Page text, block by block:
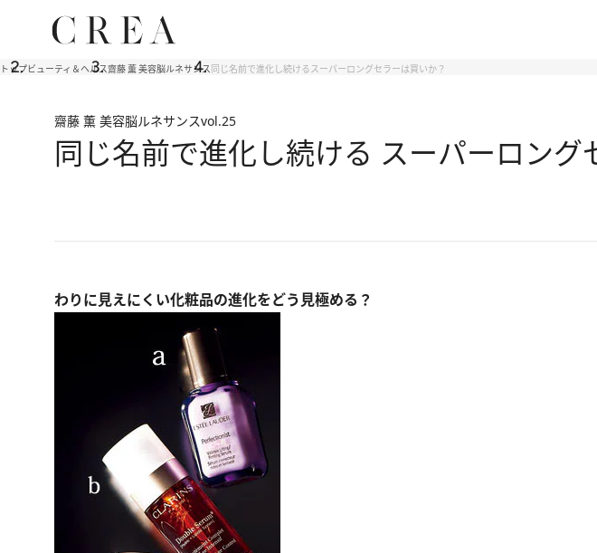
トップビューティ＆ヘルス齋藤 薫 美容脳ルネサンス 同じ名前で進化し続けるスーパーロングセラーは買いか？
齋藤 薫 美容脳ルネサンスvol.25
同じ名前で進化し続ける スーパーロング
わりに見えにくい化粧品の進化をどう見極める？